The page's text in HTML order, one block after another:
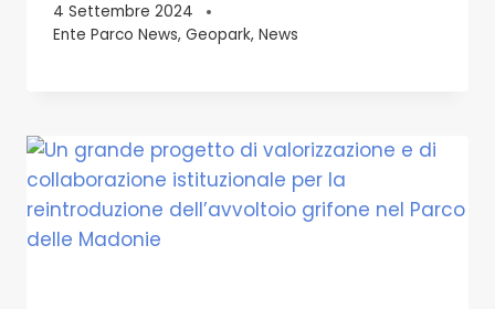
4 Settembre 2024
Ente Parco News, Geopark, News